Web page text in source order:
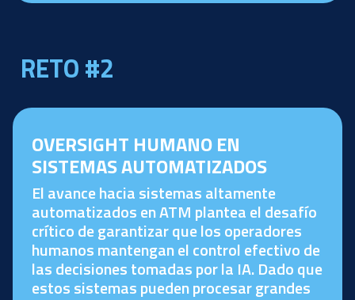
RETO #2
OVERSIGHT HUMANO EN
SISTEMAS AUTOMATIZADOS
El avance hacia sistemas altamente
automatizados en ATM plantea el desafío
crítico de garantizar que los operadores
humanos mantengan el control efectivo de
las decisiones tomadas por la IA. Dado que
estos sistemas pueden procesar grandes